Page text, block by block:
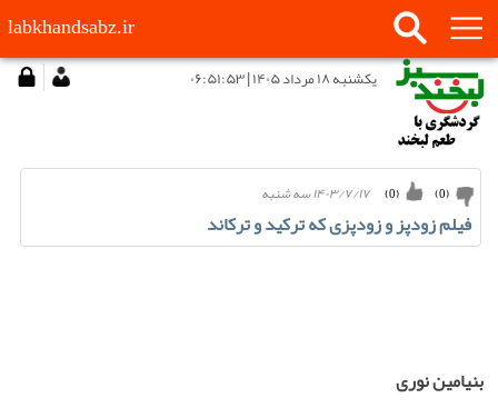
labkhandsabz.ir
يكشنبه ۱۸ مرداد ۱۴۰۵ | ۰۶:۵۱:۵۳
۱۴۰۳/۷/۱۷ سه شنبه (
0
) (
0
)
فیلم زودپز و زودپزی که ترکید و ترکاند
بنیامین نوری